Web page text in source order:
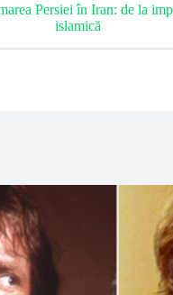
Persiei în Iran: de la
islamică